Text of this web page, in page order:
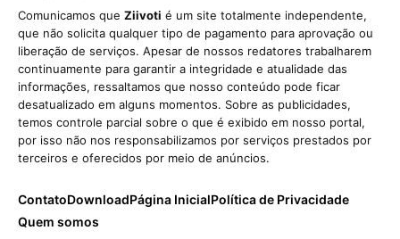
Comunicamos que Ziivoti é um site totalmente independente,
que não solicita qualquer tipo de pagamento para aprovação ou
liberação de serviços. Apesar de nossos redatores trabalharem
continuamente para garantir a integridade e atualidade das
informações, ressaltamos que nosso conteúdo pode ficar
desatualizado em alguns momentos. Sobre as publicidades,
temos controle parcial sobre o que é exibido em nosso portal,
por isso não nos responsabilizamos por serviços prestados por
terceiros e oferecidos por meio de anúncios.
ContatoDownloadPágina InicialPolítica de Privacidade
Quem somos